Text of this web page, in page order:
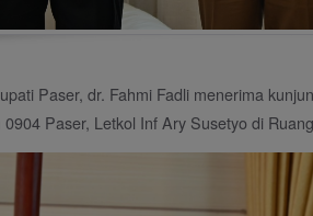
Paser, dr. Fahmi Fadli menerima
Paser, Letkol Inf Ary Susetyo di